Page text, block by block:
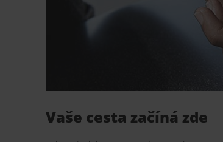
Vaše cesta začíná zde